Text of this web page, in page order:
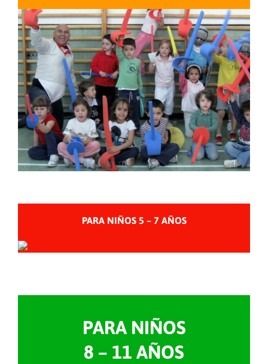
PARA NIÑOS 5 – 7 AÑOS
PARA NIÑOS
8 – 11 AÑOS